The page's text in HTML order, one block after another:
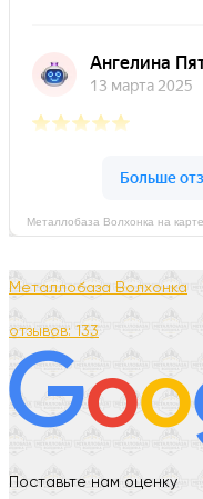
Металлобаза Волхонка
отзывов: 133
Поставьте нам оценку